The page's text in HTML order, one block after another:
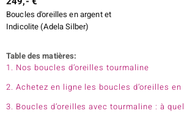
Boucles d'oreilles en argent et
Indicolite (Adela Silber)
Table des matières:
1. Nos boucles d’oreilles tourmaline
2. Achetez en ligne les boucles d’oreilles
3. Boucles d’oreilles avec tourmaline : à